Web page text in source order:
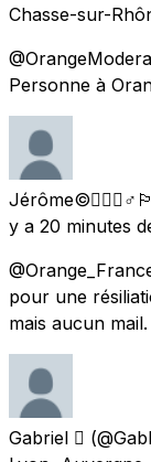
Chasse-sur-
Personne à
y a 20 minutes
pour une
mais aucun
Gabriel 